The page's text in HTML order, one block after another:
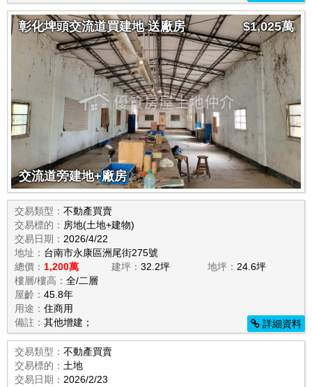
彰化埤頭交流道買建地 送廠房 $1,025萬
交流道旁建地+廠房
交易類型： 不動產買賣
交易標的： 房地(土地+建物)
交易日期： 2026/4/22
地址： 台南市永康區洲尾街275號
總價： 1,200萬 建坪： 32.2坪 地坪： 24.6坪
樓層/樓高： 全/二層
屋齡： 45.8年
用途： 住商用
備註： 其他增建； 詳細資料
交易類型： 不動產買賣
交易標的： 土地
交易日期： 2026/2/23